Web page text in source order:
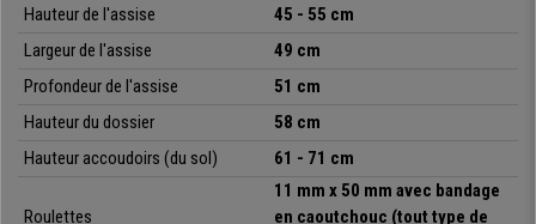
finitions, vous pourrez ainsi choisir celle qui s’adapte le mieux à votre
déco. Elle est également disponible en assortiment version chaise de
conférence, le modèle
piétement est métallique
, permettant une
durabilité. D’autre part, aussi bien l’assise que le dossier disposent d’un
evêtement en maille respirable de qualité, un matériel qui permet une
utilisation optimale, y compris pendant les périodes de fortes chaleurs.
Hauteur de l'assise
45 - 55 cm
Largeur de l'assise
49 cm
Profondeur de l'assise
51 cm
Hauteur du dossier
58 cm
Hauteur accoudoirs (du sol)
61 - 71 cm
Roulettes
11 mm x 50 mm avec bandage
en caoutchouc (tout type de